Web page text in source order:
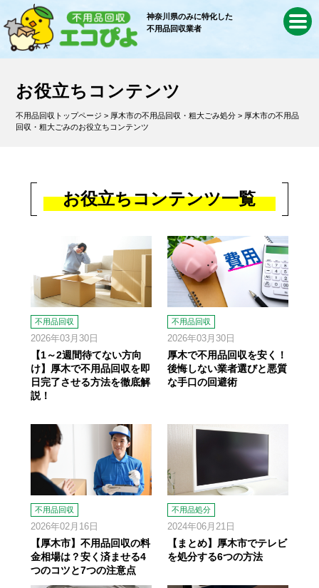
神奈川県のみに特化した
不用品回収業者
お役立ちコンテンツ
不用品回収トップページ > 厚木市の不用品回収・粗大ごみ処分 > 厚木市の不用品
回収・粗大ごみのお役立ちコンテンツ
お役立ちコンテンツ一覧
不用品回収
2026年03月30日
【1～2週間待てない方向
け】厚木で不用品回収を即
日完了させる方法を徹底解
説！
不用品回収
2026年03月30日
厚木で不用品回収を安く！
後悔しない業者選びと悪質
な手口の回避術
不用品回収
2026年02月16日
【厚木市】不用品回収の料
金相場は？安く済ませる4
つのコツと7つの注意点
不用品処分
2024年06月21日
【まとめ】厚木市でテレビ
を処分する6つの方法